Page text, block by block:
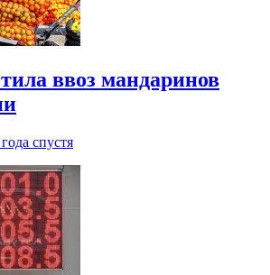
ввоз мандаринов
спустя